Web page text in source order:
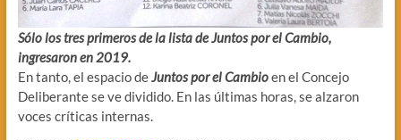
Sólo los tres primeros de la lista de Juntos por el Cambio,
ingresaron en 2019.
En tanto, el espacio deJuntos por el Cambioen el Concejo
Deliberante se ve dividido. En las últimas horas, se alzaron
voces críticas internas.